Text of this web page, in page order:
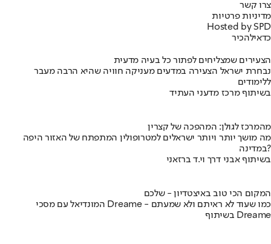
צרו קשר
מדיניות פרטיות
Hosted by SPD
כדאילהכיר
הצעירים שמצליחים לפתור כל בעיה מדעית
נבחרת ישראל הצעירה במדעים מעניקה חוויה שהיא הרבה מעבר
ללימודים
בשיתוף מרכז מדעני העתיד
מהמרכז לגולן: המהפכה של קצרין
מה מושך יותר ויותר ישראלים למטרופולין המתפתח של האזור היפה
במדינה?
בשיתוף אבני דרך וי.ד ברזאני
המקום הכי טוב באיצטדיון - שלכם
המונדיאל עם מסכי Dreame - כמו שעוד לא ראיתם ולא שמעתם
בשיתוף Dreame